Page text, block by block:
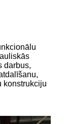
darbus,
konstrukciju